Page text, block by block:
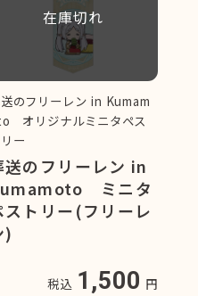
在庫切れ
のフリーレン in Kumam
オリジナルミニタペス
ー
送のフリーレン in
ミニタ
ストリー(フリーレ
)
税込 1,500 円